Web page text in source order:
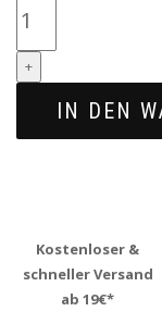
+
IN DEN
Kostenloser &
schneller Versand
ab 19€*